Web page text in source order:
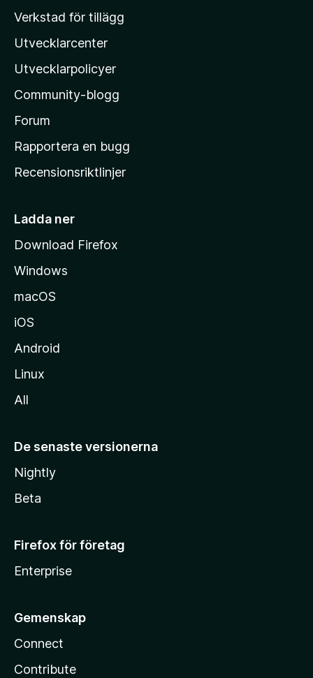
z
i
l
a
s
h
m
i
a
Verkstad för tillägg
Utvecklarcenter
Utvecklarpolicyer
Community-blogg
Forum
Rapportera en bugg
Recensionsriktlinjer
Ladda ner
Download Firefox
Windows
macOS
iOS
Android
Linux
All
De senaste versionerna
Nightly
Beta
Firefox för företag
Enterprise
Gemenskap
Connect
Contribute